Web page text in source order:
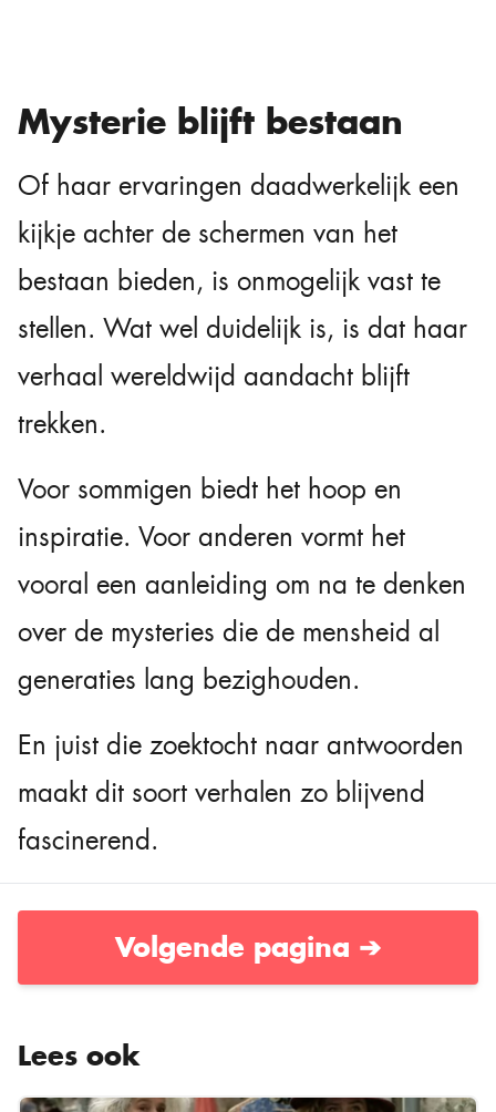
Mysterie blijft bestaan
Of haar ervaringen daadwerkelijk een
kijkje achter de schermen van het
bestaan bieden, is onmogelijk vast te
stellen. Wat wel duidelijk is, is dat haar
verhaal wereldwijd aandacht blijft
trekken.
Voor sommigen biedt het hoop en
inspiratie. Voor anderen vormt het
vooral een aanleiding om na te denken
over de mysteries die de mensheid al
generaties lang bezighouden.
En juist die zoektocht naar antwoorden
maakt dit soort verhalen zo blijvend
fascinerend.
Volgende pagina ➔
Lees ook